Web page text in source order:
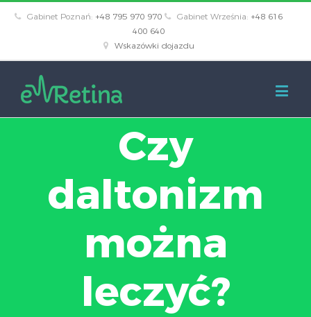
Gabinet Poznań: +48 795 970 970 Gabinet Września: +48 616
400 640
Wskazówki dojazdu
Czy
daltonizm
można
leczyć?